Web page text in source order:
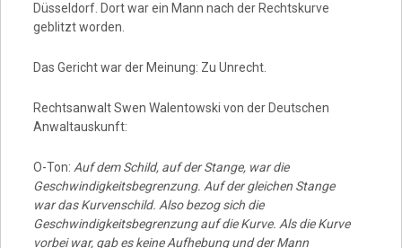
Düsseldorf. Dort war ein Mann nach der Rechtskurve
geblitzt worden.
Das Gericht war der Meinung: Zu Unrecht.
Rechtsanwalt Swen Walentowski von der Deutschen
Anwaltauskunft:
O-Ton: Auf dem Schild, auf der Stange, war die
Geschwindigkeitsbegrenzung. Auf der gleichen Stange
war das Kurvenschild. Also bezog sich die
Geschwindigkeitsbegrenzung auf die Kurve. Als die Kurve
vorbei war, gab es keine Aufhebung und der Mann